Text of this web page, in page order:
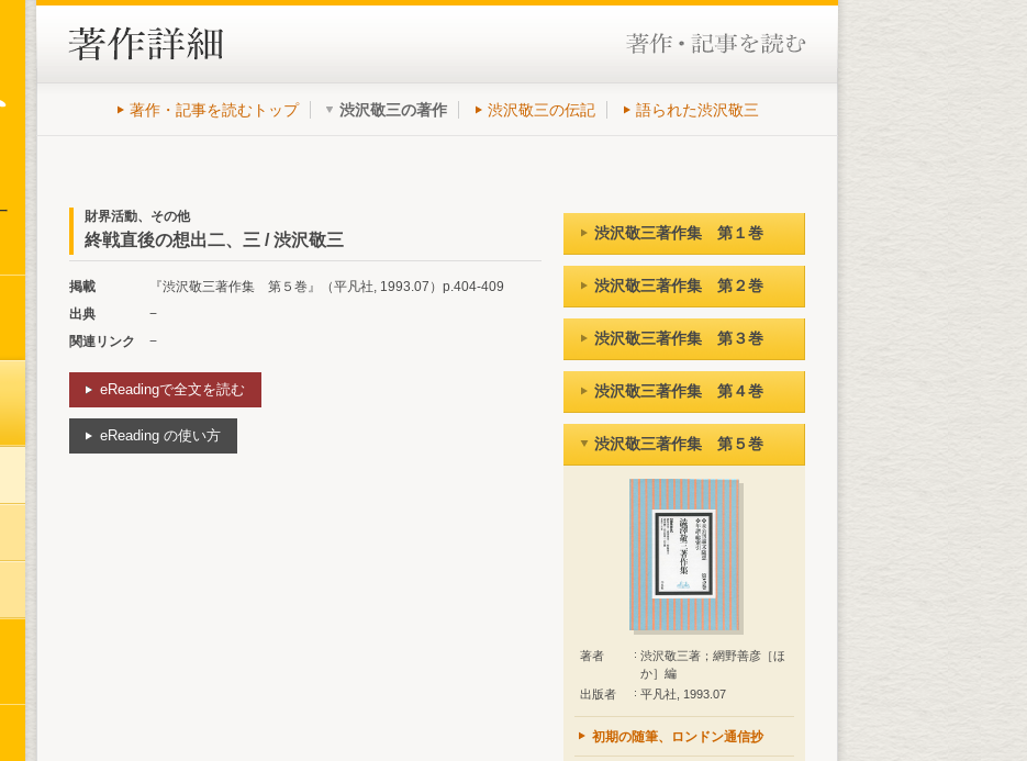
著作・記事を読むトップ 渋沢敬三の著作 渋沢敬三の伝記 語られた渋沢敬三
財界活動、その他
終戦直後の想出二、三 / 渋沢敬三
掲載
『渋沢敬三著作集 第５巻』（平凡社, 1993.07）p.404-409
出典
−
関連リンク
−
eReadingで全文を読む
eReading の使い方
渋沢敬三著作集 第１巻
渋沢敬三著作集 第２巻
渋沢敬三著作集 第３巻
渋沢敬三著作集 第４巻
渋沢敬三著作集 第５巻
著者
渋沢敬三著；網野善彦［ほ
か］編
出版者
平凡社, 1993.07
初期の随筆、ロンドン通信抄